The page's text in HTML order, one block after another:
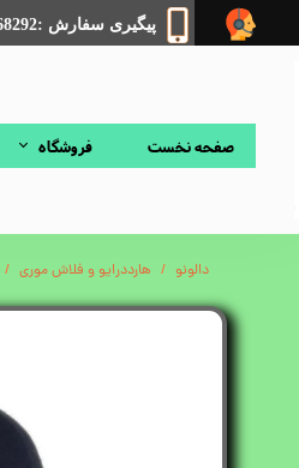
پیگیری سفارش :09050568292
صفحه نخست فروشگاه
دالونو هارددرایو و فلاش موری